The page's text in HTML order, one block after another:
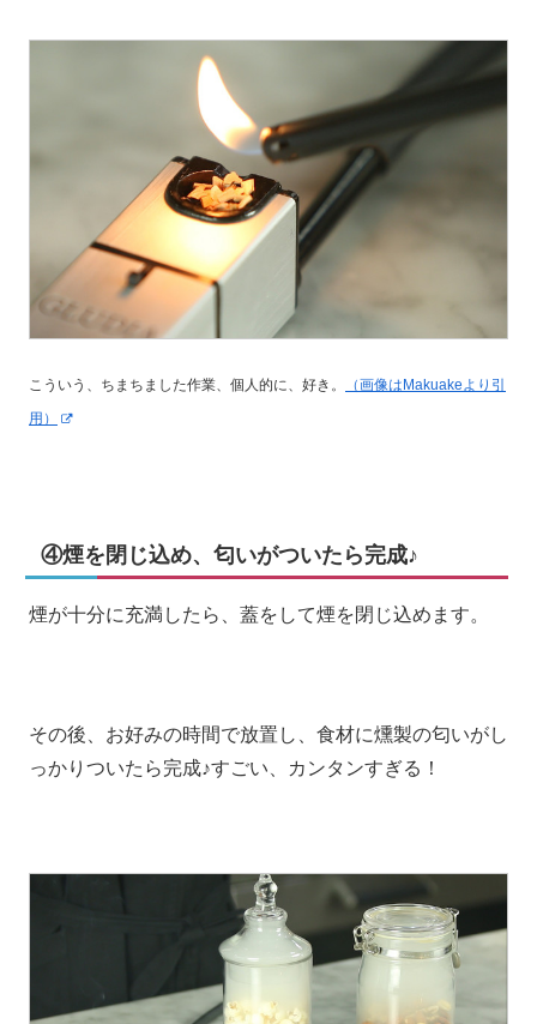
こういう、ちまちました作業、個人的に、好き。 （画像はMakuakeより引
用）
④煙を閉じ込め、匂いがついたら完成♪
煙が十分に充満したら、蓋をして煙を閉じ込めます。
その後、お好みの時間で放置し、食材に燻製の匂いがし
っかりついたら完成♪すごい、カンタンすぎる！